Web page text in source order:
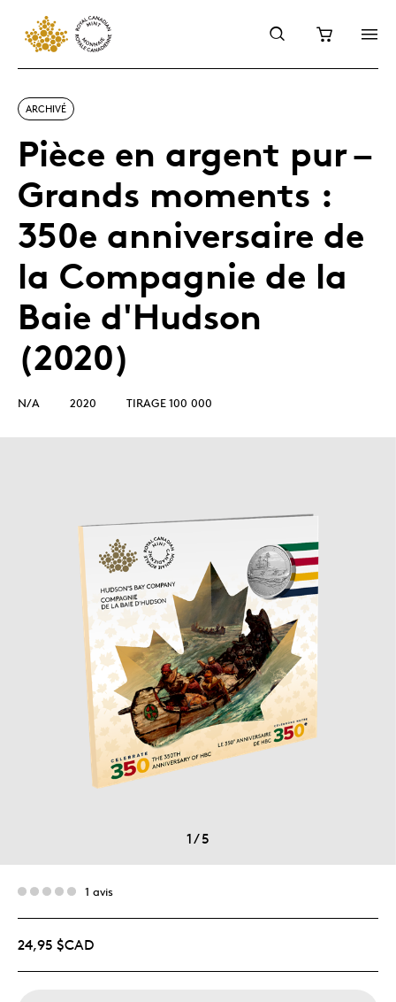
ARCHIVÉ
Pièce en argent pur –
Grands moments :
350e anniversaire de
la Compagnie de la
Baie d'Hudson
(2020)
N/A 2020 TIRAGE 100 000
1/5
1 avis
24,95 $CAD